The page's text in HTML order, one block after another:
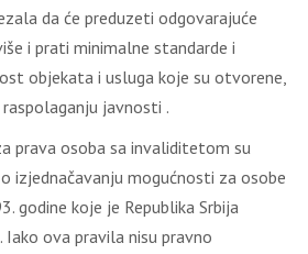
da će preduzeti odgovarajuće
i prati minimalne standarde i
objekata i usluga koje su otvorene,
javnosti .
prava osoba sa invaliditetom su
izjednačavanju mogućnosti za osobe
godine koje je Republika Srbija
ova pravila nisu pravno